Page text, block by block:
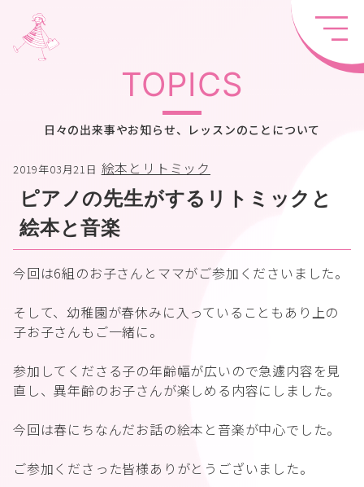
TOPICS
日々の出来事やお知らせ、レッスンのことについて
2019年03月21日 絵本とリトミック
ピアノの先生がするリトミックと
絵本と音楽
今回は6組のお子さんとママがご参加くださいました。
そして、幼稚園が春休みに入っていることもあり上の
子お子さんもご一緒に。
参加してくださる子の年齢幅が広いので急遽内容を見
直し、異年齢のお子さんが楽しめる内容にしました。
今回は春にちなんだお話の絵本と音楽が中心でした。
ご参加くださった皆様ありがとうございました。